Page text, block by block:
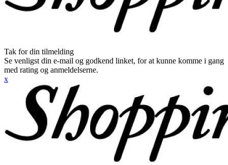
Tak for din tilmelding
Se venligst din e-mail og godkend linket, for at kunne komme i gang
med rating og anmeldelserne.
x